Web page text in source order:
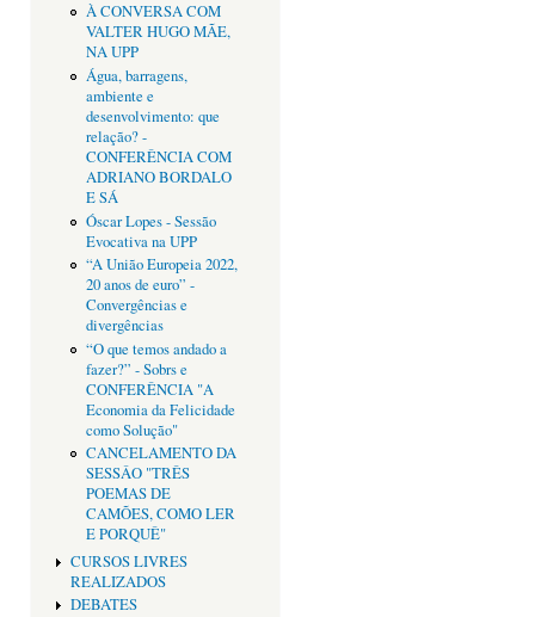
À CONVERSA COM
VALTER HUGO MÃE,
NA UPP
Água, barragens,
ambiente e
desenvolvimento: que
relação? -
CONFERÊNCIA COM
ADRIANO BORDALO
E SÁ
Óscar Lopes - Sessão
Evocativa na UPP
“A União Europeia 2022,
20 anos de euro” -
Convergências e
divergências
“O que temos andado a
fazer?” - Sobrs e
CONFERÊNCIA "A
Economia da Felicidade
como Solução"
CANCELAMENTO DA
SESSÂO "TRÊS
POEMAS DE
CAMÕES, COMO LER
E PORQUÊ"
CURSOS LIVRES
REALIZADOS
DEBATES